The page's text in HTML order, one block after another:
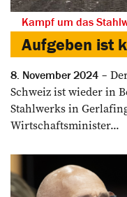
Kampf um das
Aufgeben ist
8. November 2024
Schweiz ist wieder in
Stahlwerks in
Wirtschaftsminister...